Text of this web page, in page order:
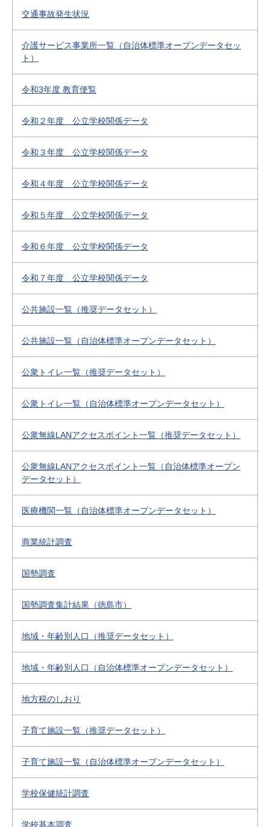
交通事故発生状況
介護サービス事業所一覧（自治体標準オープンデータセッ
ト）
令和3年度 教育便覧
令和２年度 公立学校関係データ
令和３年度 公立学校関係データ
令和４年度 公立学校関係データ
令和５年度 公立学校関係データ
令和６年度 公立学校関係データ
令和７年度 公立学校関係データ
公共施設一覧（推奨データセット）
公共施設一覧（自治体標準オープンデータセット）
公衆トイレ一覧（推奨データセット）
公衆トイレ一覧（自治体標準オープンデータセット）
公衆無線LANアクセスポイント一覧（推奨データセット）
公衆無線LANアクセスポイント一覧（自治体標準オープン
データセット）
医療機関一覧（自治体標準オープンデータセット）
商業統計調査
国勢調査
国勢調査集計結果（徳島市）
地域・年齢別人口（推奨データセット）
地域・年齢別人口（自治体標準オープンデータセット）
地方税のしおり
子育て施設一覧（推奨データセット）
子育て施設一覧（自治体標準オープンデータセット）
学校保健統計調査
学校基本調査